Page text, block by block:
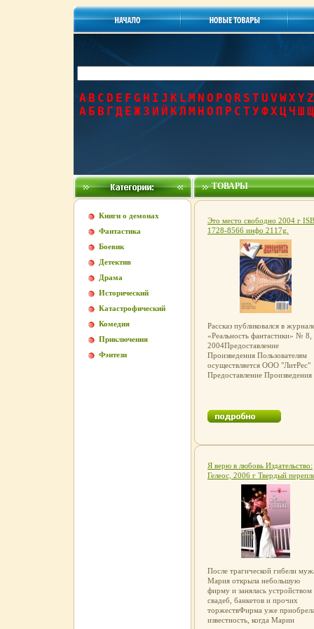
A B C D E F G H I J K L M N O P Q R S T U V WXYZ
А Б В Г Д Е Ж З И Й КЛ М Н О П Р С Т УФХЦЧ Ш Щ
Книги о демонах
Фантастика
Боевик
Детектив
Драма
Исторический
Катастрофический
Комедия
Приключения
Фэнтези
ТОВАРЫ
Это место свободно 2004 г
1728-8566 инфо 2117g.
Рассказ публиковался в
«Реальность фантастики» № 8,
2004Предоставление
Произведения Пользователям
осуществляется ООО "ЛитРес"
Предоставление Произведения
Я верю в любовь Издательство:
Гелеос, 2006 г Твердый
320 стр ISBN 5-8189-0616-7
Тираж: 5000 экз Формат:
84x108/32 (~130х205 мм)
После трагической гибели
Мария открыла небольшую
фирму и занялась устройством
свадеб, банкетов и прочих
торжествФирма уже
известность, когда Марии